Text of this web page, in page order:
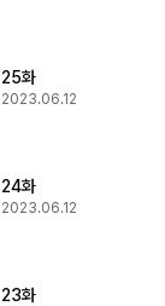
25화
2023.06.12
24화
2023.06.12
23화